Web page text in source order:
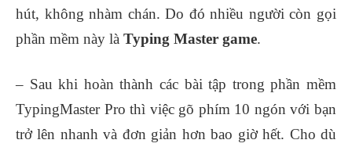
hút, không nhàm chán. Do đó nhiều người còn gọi
phần mềm này là Typing Master game.
– Sau khi hoàn thành các bài tập trong phần mềm
TypingMaster Pro thì việc gõ phím 10 ngón với bạn
trở lên nhanh và đơn giản hơn bao giờ hết. Cho dù